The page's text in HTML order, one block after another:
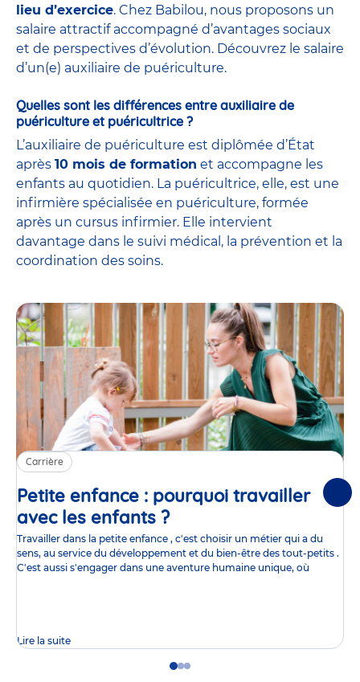
lieu d’exercice. Chez Babilou, nous proposons un
salaire attractif accompagné d’avantages sociaux
et de perspectives d’évolution. Découvrez le salaire
d’un(e) auxiliaire de puériculture.
Quelles sont les différences entre auxiliaire de
puériculture et puéricultrice ?
L’auxiliaire de puériculture est diplômée d’État
après 10 mois de formation et accompagne les
enfants au quotidien. La puéricultrice, elle, est une
infirmière spécialisée en puériculture, formée
après un cursus infirmier. Elle intervient
davantage dans le suivi médical, la prévention et la
coordination des soins.
Carrière
Petite enfance : pourquoi travailler
avec les enfants ?Article
Travailler dans la petite enfance , c'est choisir un métier qui a du
sens, au service du développement et du bien-être des tout-petits .
C'est aussi s'engager dans une aventure humaine unique, où
Lire la suite
GoGoGo